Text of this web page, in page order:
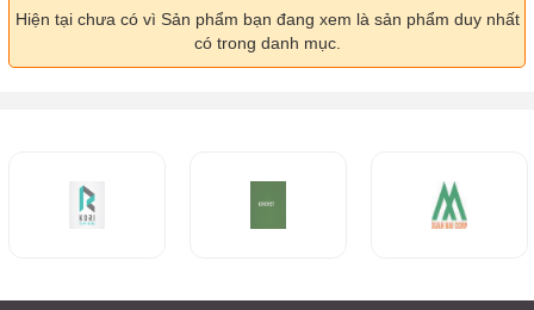
Hiện tại chưa có vì Sản phẩm bạn đang xem là sản phẩm duy nhất
có trong danh mục.